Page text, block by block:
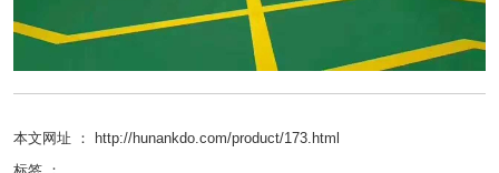
本文网址 ： http://hunankdo.com/product/173.html